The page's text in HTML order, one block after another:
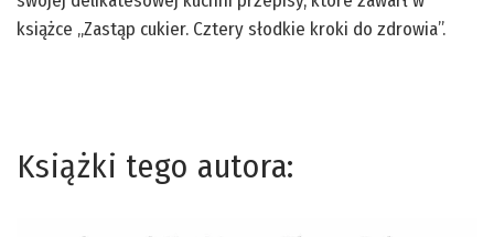
książce „Zastąp cukier. Cztery słodkie kroki do zdrowia”.
Książki tego autora: